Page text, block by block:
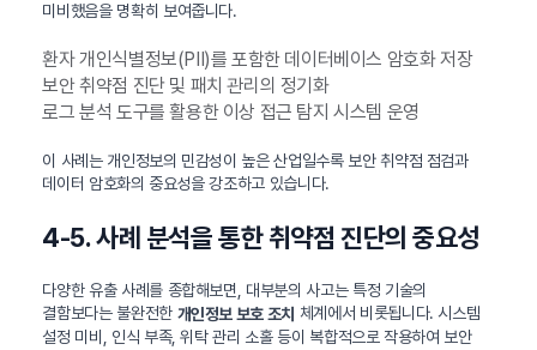
미비했음을 명확히 보여줍니다.
환자 개인식별정보(PII)를 포함한 데이터베이스 암호화 저장
보안 취약점 진단 및 패치 관리의 정기화
로그 분석 도구를 활용한 이상 접근 탐지 시스템 운영
이 사례는 개인정보의 민감성이 높은 산업일수록 보안 취약점 점검과
데이터 암호화의 중요성을 강조하고 있습니다.
4-5. 사례 분석을 통한 취약점 진단의 중요성
다양한 유출 사례를 종합해보면, 대부분의 사고는 특정 기술의
결함보다는 불완전한 개인정보 보호 조치 체계에서 비롯됩니다. 시스템
설정 미비, 인식 부족, 위탁 관리 소홀 등이 복합적으로 작용하여 보안